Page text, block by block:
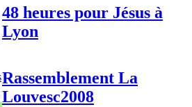
48 heures pour Jésus à
Lyon
Rassemblement La
Louvesc2008